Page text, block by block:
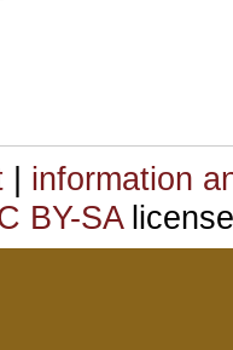
| information
BY-SA